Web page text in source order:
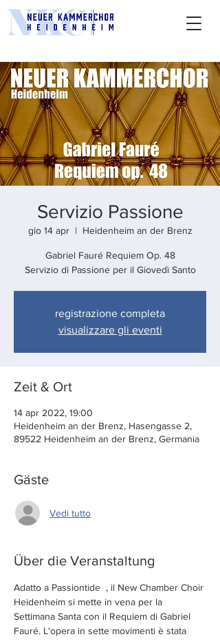
Servizio Passione
gio 14 apr
  |
Heidenheim an der Brenz
Gabriel Fauré Requiem Op. 48
Servizio di Passione per il Giovedì Santo
registrazione completa
visualizzare gli eventi
Zeit & Ort
14 apr 2022, 19:00
Heidenheim an der Brenz, Hasengasse 2,
89522 Heidenheim an der Brenz, Germania
Gäste
Vedi tutto
Über die Veranstaltung
Adatto a Passiontide  , il New Chamber Choir
Heidenheim si mette in vena per la
Settimana Santa con il Requiem di Gabriel
Fauré. L'opera in sette movimenti è stata